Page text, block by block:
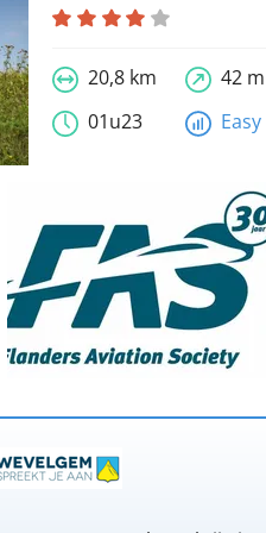
20,8 km
42 m
01u23
Easy